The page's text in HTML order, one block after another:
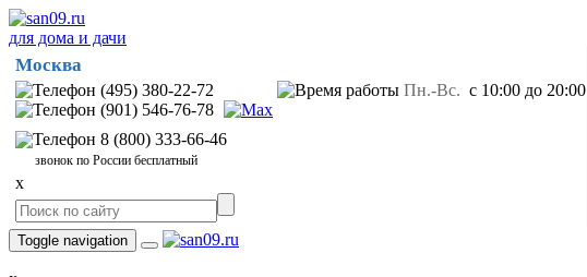
для дома и дачи
Москва
(495) 380-22-72
(901) 546-76-78
8 (800) 333-66-46
звонок по России бесплатный
Пн.-Вс. с 10:00 до 20:00
x
Toggle navigation